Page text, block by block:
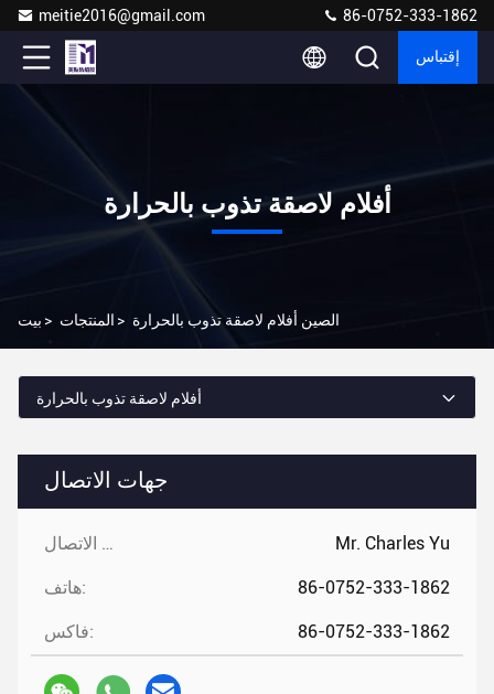
meitie2016@gmail.com 86-0752-333-1862
إقتباس
أفلام لاصقة تذوب بالحرارة
بيت > المنتجات > الصين أفلام لاصقة تذوب بالحرارة
جهات الاتصال
جهات الاتصال: Mr. Charles Yu
هاتف: 86-0752-333-1862
فاكس: 86-0752-333-1862
أفلام لاصقة تذوب بالحرارة